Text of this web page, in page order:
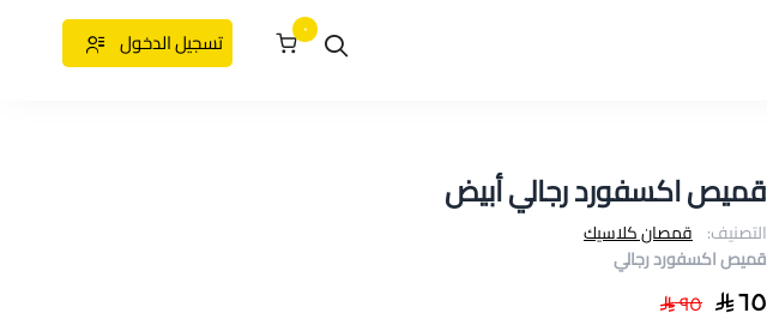
٠ تسجيل الدخول
قميص اكسفورد رجالي أبيض
التصنيف: قمصان كلاسيك
قميص اكسفورد رجالي
٦٥ ٩٥